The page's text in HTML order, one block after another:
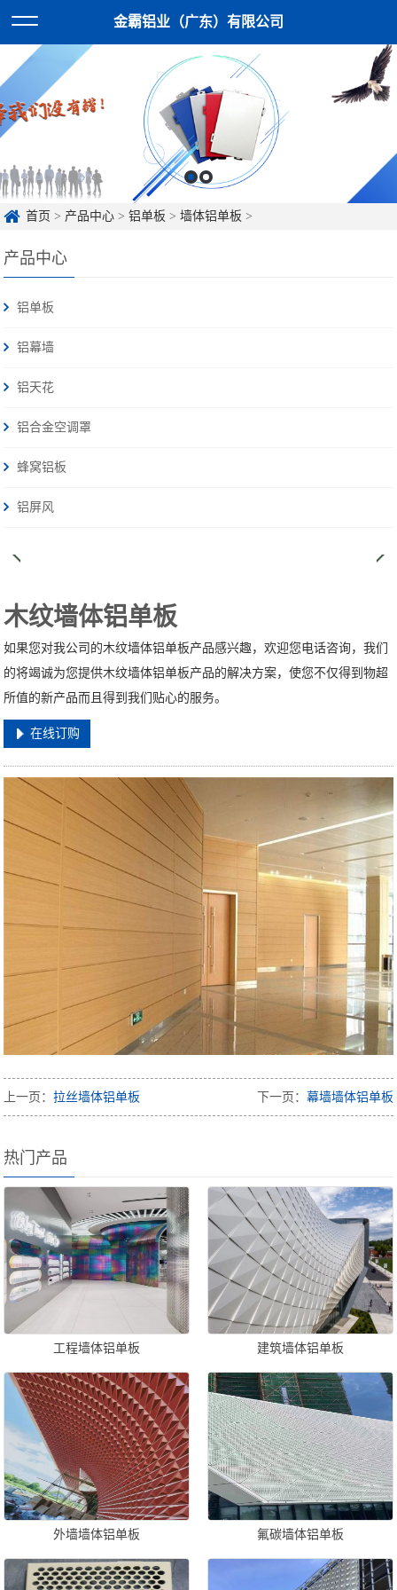
金霸铝业（广东）有限公司
首页 > 产品中心 >铝单板 >墙体铝单板 >
产品中心
铝单板
铝幕墙
铝天花
铝合金空调罩
蜂窝铝板
铝屏风
木纹墙体铝单板
如果您对我公司的木纹墙体铝单板产品感兴趣，欢迎您电话咨询，我们
的将竭诚为您提供木纹墙体铝单板产品的解决方案，使您不仅得到物超
所值的新产品而且得到我们贴心的服务。
在线订购
上一页：拉丝墙体铝单板 下一页： 幕墙墙体铝单板
热门产品
工程墙体铝单板 建筑墙体铝单板
外墙墙体铝单板 氟碳墙体铝单板